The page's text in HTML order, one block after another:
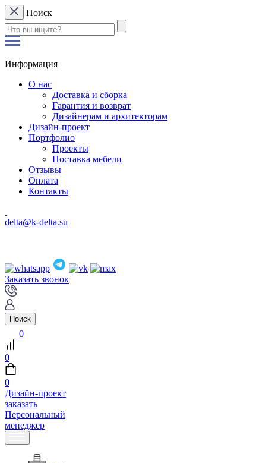
Поиск
Информация
О нас
Доставка и сборка
Гарантия и возврат
Дизайнерам и архитекторам
Дизайн-проект
Портфолио
Проекты
Поставка мебели
Отзывы
Оплата
Контакты
delta@k-delta.su
Заказать звонок
Поиск
0
0
0
Дизайн-проект
заказать
Персональный
менеджер